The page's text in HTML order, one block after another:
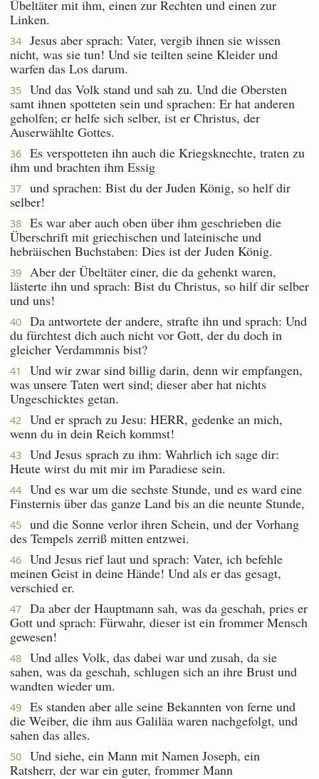
Übeltäter mit ihm, einen zur Rechten und einen zur
Linken.
34
Jesus aber sprach: Vater, vergib ihnen sie wissen
nicht, was sie tun! Und sie teilten seine Kleider und
warfen das Los darum.
35
Und das Volk stand und sah zu. Und die Obersten
samt ihnen spotteten sein und sprachen: Er hat anderen
geholfen; er helfe sich selber, ist er Christus, der
Auserwählte Gottes.
36
Es verspotteten ihn auch die Kriegsknechte, traten zu
ihm und brachten ihm Essig
37
und sprachen: Bist du der Juden König, so helf dir
selber!
38
Es war aber auch oben über ihm geschrieben die
Überschrift mit griechischen und lateinische und
hebräischen Buchstaben: Dies ist der Juden König.
39
Aber der Übeltäter einer, die da gehenkt waren,
lästerte ihn und sprach: Bist du Christus, so hilf dir selber
und uns!
40
Da antwortete der andere, strafte ihn und sprach: Und
du fürchtest dich auch nicht vor Gott, der du doch in
gleicher Verdammnis bist?
41
Und wir zwar sind billig darin, denn wir empfangen,
was unsere Taten wert sind; dieser aber hat nichts
Ungeschicktes getan.
42
Und er sprach zu Jesu: HERR, gedenke an mich,
wenn du in dein Reich kommst!
43
Und Jesus sprach zu ihm: Wahrlich ich sage dir:
Heute wirst du mit mir im Paradiese sein.
44
Und es war um die sechste Stunde, und es ward eine
Finsternis über das ganze Land bis an die neunte Stunde,
45
und die Sonne verlor ihren Schein, und der Vorhang
des Tempels zerriß mitten entzwei.
46
Und Jesus rief laut und sprach: Vater, ich befehle
meinen Geist in deine Hände! Und als er das gesagt,
verschied er.
47
Da aber der Hauptmann sah, was da geschah, pries er
Gott und sprach: Fürwahr, dieser ist ein frommer Mensch
gewesen!
48
Und alles Volk, das dabei war und zusah, da sie
sahen, was da geschah, schlugen sich an ihre Brust und
wandten wieder um.
49
Es standen aber alle seine Bekannten von ferne und
die Weiber, die ihm aus Galiläa waren nachgefolgt, und
sahen das alles.
50
Und siehe, ein Mann mit Namen Joseph, ein
Ratsherr, der war ein guter, frommer Mann